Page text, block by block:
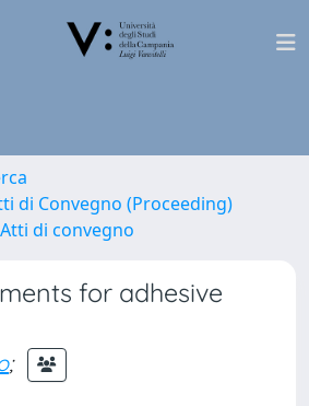
di Convegno (Proceeding)
di convegno
for adhesive
;